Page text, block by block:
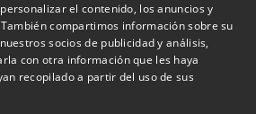
de noticias
acceso anticipado a rebajas, últimas
y mucho más.
ITALIAN
ENGLISH
FRENCH
el contenido, los anuncios y
compartimos información sobre su
socios de publicidad y análisis,
con otra información que les haya
recopilado a partir del uso de sus